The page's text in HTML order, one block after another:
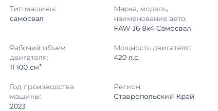
Шаг торгов: 50 000 ₽
Регион: Ставропольский Край
Тип машины:
самосвал
Марка, модель,
наименование авто:
FAW J6 8x4 Самосвал
Рабочий объем
двигателя:
11 100 см³
Мощность двигателя:
420 л.с.
Год производства
машины:
2023
Регион:
Ставропольский Край